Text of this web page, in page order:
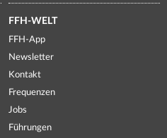
FFH-WELT
FFH-App
Newsletter
Kontakt
Frequenzen
Jobs
Führungen